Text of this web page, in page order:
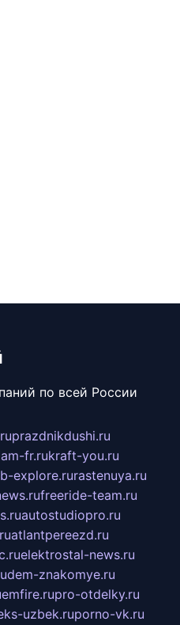
по всей России
prazdnikdushi.ru
fr.rukraft-you.ru
explore.rurastenuya.ru
freeride-team.ru
autostudiopro.ru
atlantpereezd.ru
elektrostal-news.ru
znakomye.ru
emfire.rupro-otdelky.ru
uzbek.ruporno-vk.ru